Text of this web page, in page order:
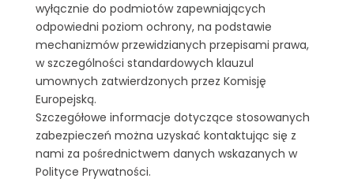
wyłącznie do podmiotów zapewniających
odpowiedni poziom ochrony, na podstawie
mechanizmów przewidzianych przepisami prawa,
w szczególności standardowych klauzul
umownych zatwierdzonych przez Komisję
Europejską.
Szczegółowe informacje dotyczące stosowanych
zabezpieczeń można uzyskać kontaktując się z
nami za pośrednictwem danych wskazanych w
Polityce Prywatności.